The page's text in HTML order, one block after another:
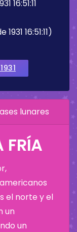
16:51:11
16:51:11)
lunares
FRÍA
el norte y el
un
un